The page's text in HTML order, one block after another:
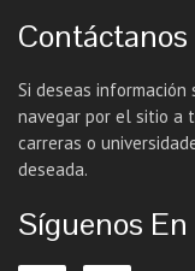
Contáctanos
Si deseas información
navegar por el sitio a
carreras o
deseada.
Síguenos En